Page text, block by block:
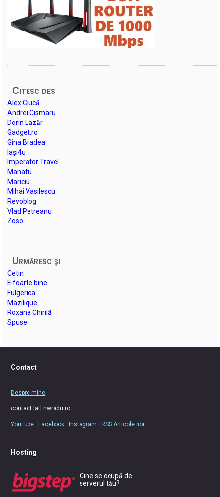
Citesc des
Alex Ciucă
Andrei Cismaru
Dorin Lazăr
Gadget.ro
Gina Bradea
Iași4u
Imperator Travel
Manafu
Mariciu
Mihai Vasilescu
Revoblog
Vlad Petreanu
Zoso
Urmăresc şi
Cetin
E foarte bine
Fulgerica
Mazilique
Roxana Chirilă
Spuse
Contact
Despre mine
contact [at] nwradu.ro
YouTube ·Facebook ·Instagram ·RSS Articole noi
Hosting
Cine se ocupă de
serverul tău?